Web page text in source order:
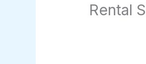
Rental